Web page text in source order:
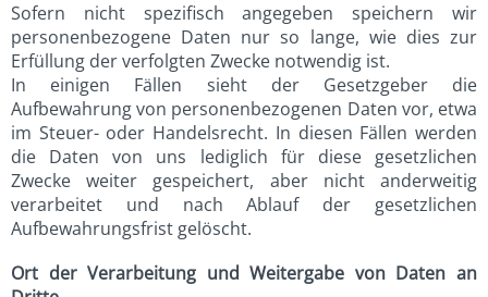
Sofern nicht spezifisch angegeben speichern wir
personenbezogene Daten nur so lange, wie dies zur
Erfüllung der verfolgten Zwecke notwendig ist.
In einigen Fällen sieht der Gesetzgeber die
Aufbewahrung von personenbezogenen Daten vor, etwa
im Steuer- oder Handelsrecht. In diesen Fällen werden
die Daten von uns lediglich für diese gesetzlichen
Zwecke weiter gespeichert, aber nicht anderweitig
verarbeitet und nach Ablauf der gesetzlichen
Aufbewahrungsfrist gelöscht.
Ort der Verarbeitung und Weitergabe von Daten an